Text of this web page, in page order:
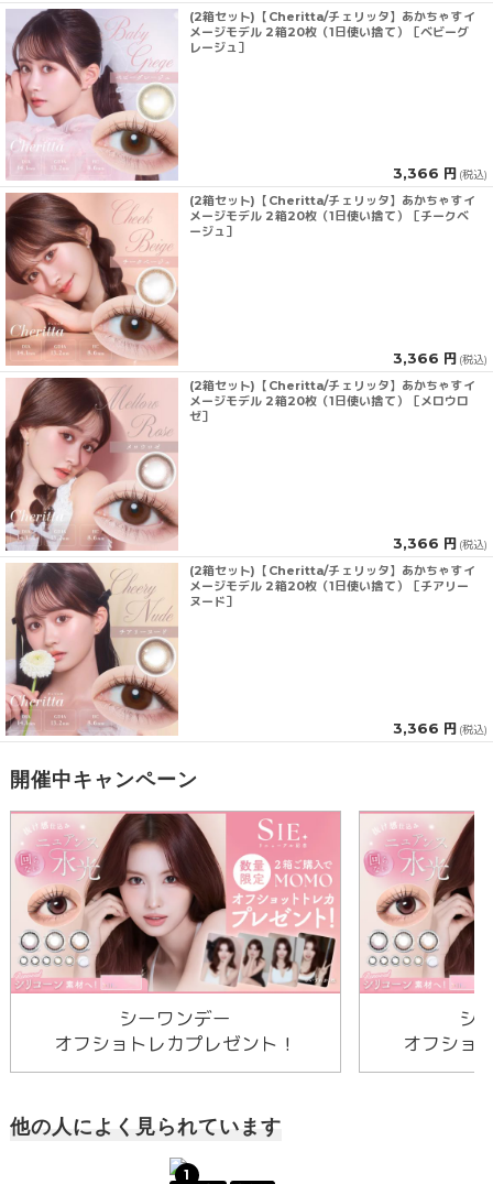
(2箱セット)【Cheritta/チェリッタ】あかちゃすイ
メージモデル 2箱20枚（1日使い捨て）［ベビーグ
レージュ］
3,366 円 (税込)
(2箱セット)【Cheritta/チェリッタ】あかちゃすイ
メージモデル 2箱20枚（1日使い捨て）［チークベ
ージュ］
3,366 円 (税込)
(2箱セット)【Cheritta/チェリッタ】あかちゃすイ
メージモデル 2箱20枚（1日使い捨て）［メロウロ
ゼ］
3,366 円 (税込)
(2箱セット)【Cheritta/チェリッタ】あかちゃすイ
メージモデル 2箱20枚（1日使い捨て）［チアリー
ヌード］
3,366 円 (税込)
開催中キャンペーン
シーワンデー
オフショトレカプレゼント！
シ
オフショ
他の人によく見られています
1